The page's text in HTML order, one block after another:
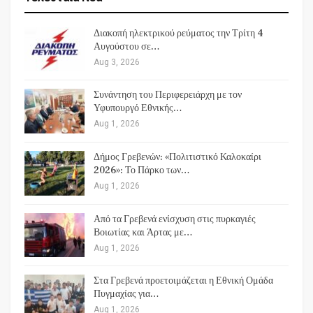
Διακοπή ηλεκτρικού ρεύματος την Τρίτη 4
Αυγούστου σε…
Aug 3, 2026
Συνάντηση του Περιφερειάρχη με τον
Υφυπουργό Εθνικής…
Aug 1, 2026
Δήμος Γρεβενών: «Πολιτιστικό Καλοκαίρι
2026»: Το Πάρκο των…
Aug 1, 2026
Από τα Γρεβενά ενίσχυση στις πυρκαγιές
Βοιωτίας και Άρτας με…
Aug 1, 2026
Στα Γρεβενά προετοιμάζεται η Εθνική Ομάδα
Πυγμαχίας για…
Aug 1, 2026